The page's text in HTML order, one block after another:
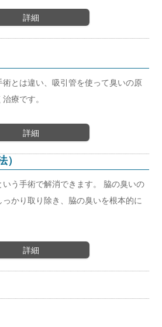
詳細
とは違い、吸引管を使って臭いの原
療です。
詳細
う手術で解消できます。 脇の臭いの
かり取り除き、脇の臭いを根本的に
詳細